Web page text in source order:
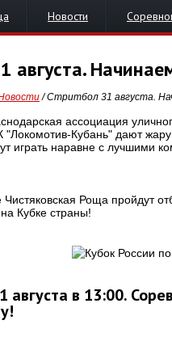
Новости
августа.
/ Стритбол 31 августа.
ассоциация
"Локомотив-Кубань" дают
играть наравне с лучшими
Чистяковская Роща пройдут
Кубке страны!
августа в 13:00.